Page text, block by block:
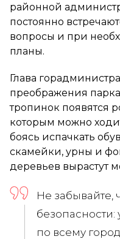
районной
постоянно
вопросы и при
планы.
Глава
преображения
тропинок появятся
которым можно
боясь испачкать
скамейки, урны и
деревьев вырастут
Не забывайте,
безопасности:
по всему